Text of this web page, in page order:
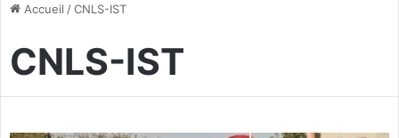
Accueil /CNLS-IST
CNLS-IST